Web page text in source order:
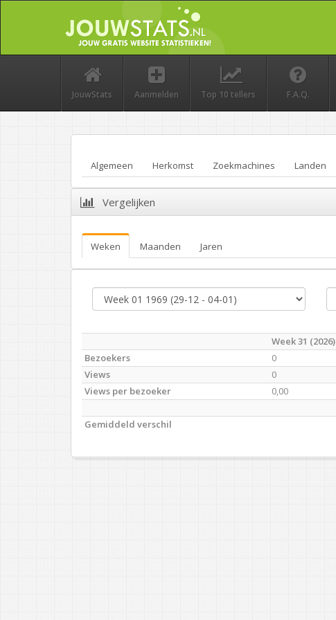
JouwStats Aanmelden Top 10 tellers F.A.Q.
Algemeen Herkomst Zoekmachines Landen
Vergelijken
Weken Maanden Jaren
Week 31 (2026)
Bezoekers
0
Views
0
Views per bezoeker
0,00
Gemiddeld verschil